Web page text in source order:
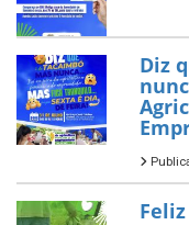
Diz